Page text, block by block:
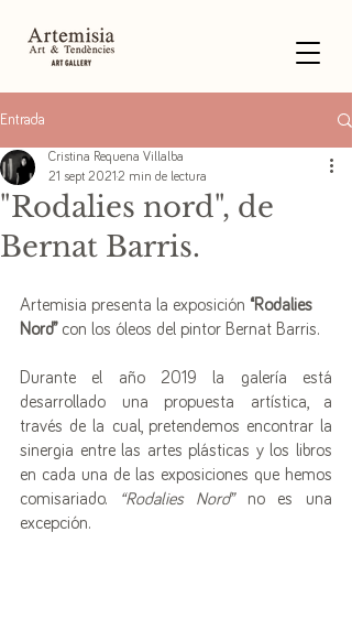
Entrada
"Rodalies nord", de
Bernat Barris.
Cristina Requena Villalba
21 sept 2021 2 min de lectura
Artemisia presenta la exposición “Rodalies
Nord” con los óleos del pintor Bernat Barris.
Durante el año 2019 la galería está
desarrollado una propuesta artística, a
través de la cual, pretendemos encontrar la
sinergia entre las artes plásticas y los libros
en cada una de las exposiciones que hemos
comisariado. “Rodalies Nord” no es una
excepción.